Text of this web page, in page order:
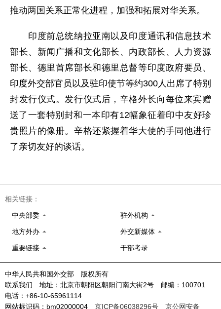
推动两国关系正常化进程，加强和拓展对华关系。
印度前总统纳拉亚南以及印度通讯和信息技术
部长、新闻广播和文化部长、内政部长、人力资源
部长、德里首席部长和德里总督等印度政府要员、
印度外交部官员以及驻印使节等约300人出席了特别
封发行仪式。发行仪式后，辛格外长向每位来宾赠
送了一套特别封和一本印有12幅象征着印中友好珍
贵照片的像册。辛格还紧握着华大使的手同他进行
了亲切友好的谈话。
相关链接：
中央部委 驻外机构
地方外办 外交新媒体
重要链接 干部考录
中华人民共和国外交部 版权所有
联系我们 地址：北京市朝阳区朝阳门南大街2号 邮编：100701
电话：+86-10-65961114
网站标识码：bm02000004 京ICP备06038296号 京公网安备